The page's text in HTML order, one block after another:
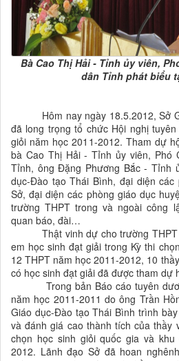
Bà Cao Thị Hải - Tỉnh ủy viên,
dân Tỉnh phát biểu
Hôm nay ngày 18.5.2012, Sở
đã long trọng tổ chức Hội nghị
giỏi năm học 2011-2012. Tham dự
bà Cao Thị Hải - Tỉnh ủy viên, Phó
Tỉnh, ông Đặng Phương Bắc - Tỉnh
dục-Đào tạo Thái Bình, đại diện
Sở, đại diện các phòng giáo dục
trường THPT trong và ngoài công
quan báo, đài…
Thật vinh dự cho trường THPT
em học sinh đạt giải trong Kỳ thi
12 THPT năm học 2011-2012, 10
có học sinh đạt giải đã được tham dự
Trong bản Báo cáo tuyên
năm học 2011-2011 do ông Trần
Giáo dục-Đào tạo Thái Bình trình
và đánh giá cao thành tích của
chọn học sinh giỏi quốc gia và
2012. Lãnh đạo Sở đã hoan